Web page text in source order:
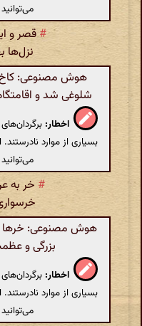
#قصر و
نزل‌ها
هوش مصنوعی:
شلوغی شد و
اخطار:
بسیاری از موارد
# خر به
هوش مصنوعی: خرها
بزرگی و
اخطار:
بسیاری از موارد